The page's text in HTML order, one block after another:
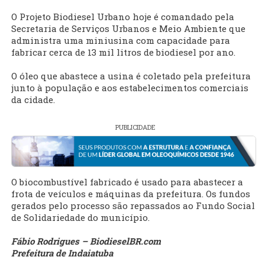
O Projeto Biodiesel Urbano hoje é comandado pela
Secretaria de Serviços Urbanos e Meio Ambiente que
administra uma miniusina com capacidade para
fabricar cerca de 13 mil litros de biodiesel por ano.
O óleo que abastece a usina é coletado pela prefeitura
junto à população e aos estabelecimentos comerciais
da cidade.
PUBLICIDADE
O biocombustível fabricado é usado para abastecer a
frota de veículos e máquinas da prefeitura. Os fundos
gerados pelo processo são repassados ao Fundo Social
de Solidariedade do município.
Fábio Rodrigues – BiodieselBR.com
Prefeitura de Indaiatuba